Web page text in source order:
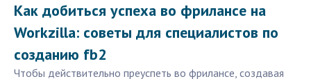
Как добиться успеха во фрилансе на
Workzilla: советы для специалистов по
созданию fb2
Чтобы действительно преуспеть во фрилансе, создавая